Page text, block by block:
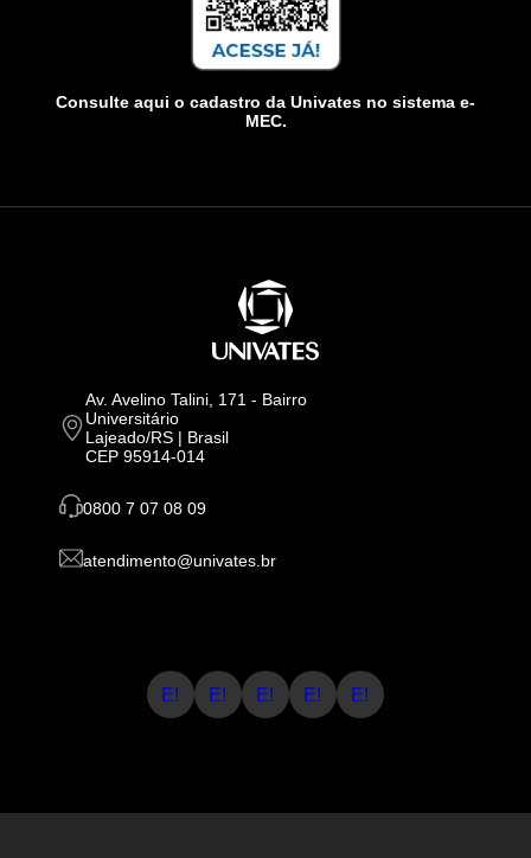
Consulte aqui o cadastro da Univates no sistema e-
MEC.
Av. Avelino Talini, 171 - Bairro
Universitário
Lajeado/RS | Brasil
CEP 95914-014
0800 7 07 08 09
atendimento@univates.br
E! E! E! E! E!